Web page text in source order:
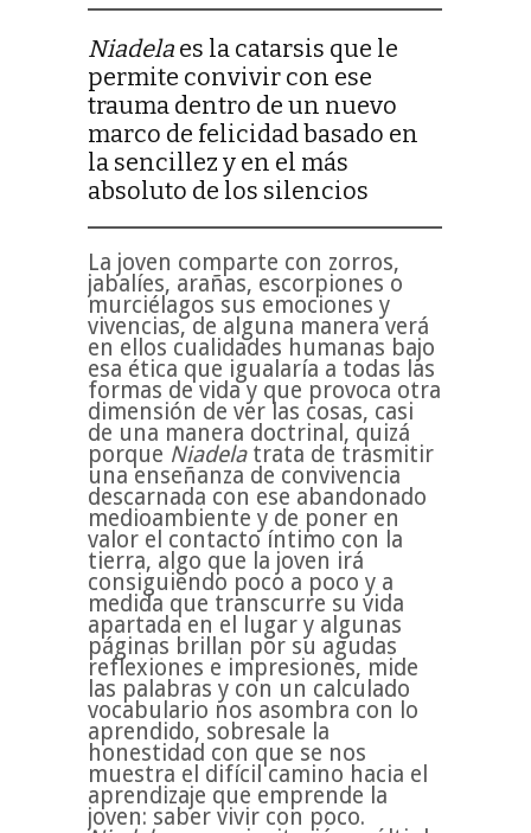
Niadela es la catarsis que le
permite convivir con ese
trauma dentro de un nuevo
marco de felicidad basado en
la sencillez y en el más
absoluto de los silencios
La joven comparte con zorros,
jabalíes, arañas, escorpiones o
murciélagos sus emociones y
vivencias, de alguna manera verá
en ellos cualidades humanas bajo
esa ética que igualaría a todas las
formas de vida y que provoca otra
dimensión de ver las cosas, casi
de una manera doctrinal, quizá
porque Niadela trata de trasmitir
una enseñanza de convivencia
descarnada con ese abandonado
medioambiente y de poner en
valor el contacto íntimo con la
tierra, algo que la joven irá
consiguiendo poco a poco y a
medida que transcurre su vida
apartada en el lugar y algunas
páginas brillan por su agudas
reflexiones e impresiones, mide
las palabras y con un calculado
vocabulario nos asombra con lo
aprendido, sobresale la
honestidad con que se nos
muestra el difícil camino hacia el
aprendizaje que emprende la
joven: saber vivir con poco.